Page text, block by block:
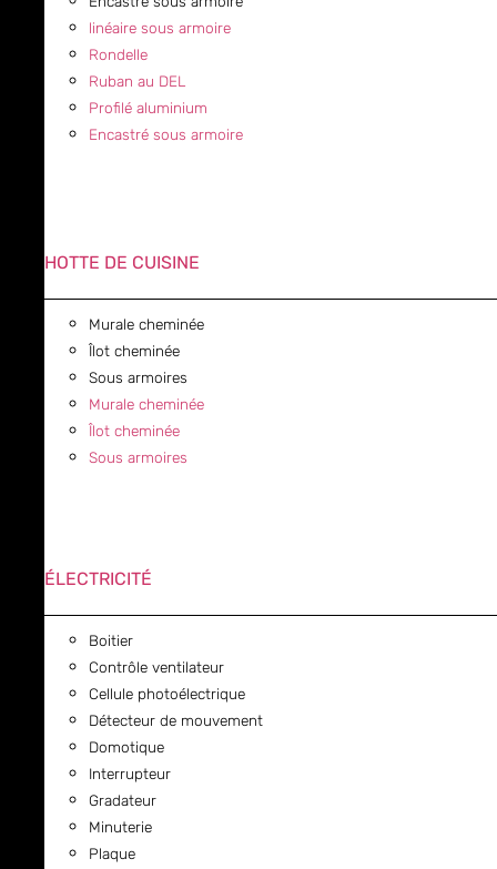
linéaire sous armoire
Rondelle
Ruban au DEL
Profilé aluminium
Encastré sous armoire
HOTTE DE CUISINE
Murale cheminée
Îlot cheminée
Sous armoires
Murale cheminée
Îlot cheminée
Sous armoires
ÉLECTRICITÉ
Boitier
Contrôle ventilateur
Cellule photoélectrique
Détecteur de mouvement
Domotique
Interrupteur
Gradateur
Minuterie
Plaque